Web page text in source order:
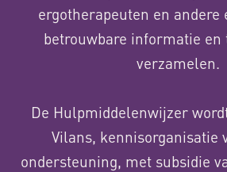
ergotherapeuten en andere
betrouwbare informatie en
verzamelen.
De Hulpmiddelenwijzer
Vilans, kennisorganisatie
ondersteuning, met subsidie